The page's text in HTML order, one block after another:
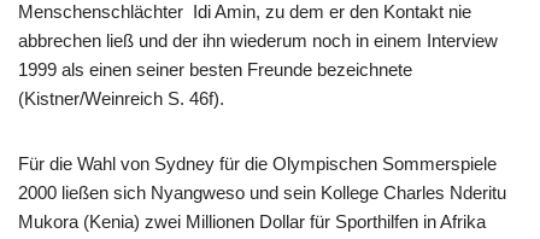
Menschenschlächter Idi Amin, zu dem er den Kontakt nie
abbrechen ließ und der ihn wiederum noch in einem Interview
1999 als einen seiner besten Freunde bezeichnete
(Kistner/Weinreich S. 46f).
Für die Wahl von Sydney für die Olympischen Sommerspiele
2000 ließen sich Nyangweso und sein Kollege Charles Nderitu
Mukora (Kenia) zwei Millionen Dollar für Sporthilfen in Afrika